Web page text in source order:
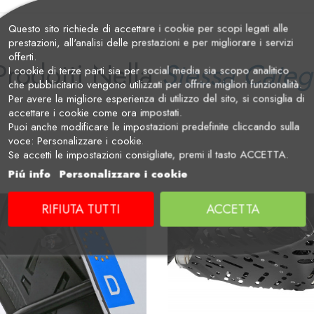
NellaStessa
Questo sito richiede di accettare i cookie per scopi legati alle
prestazioni, all'analisi delle prestazioni e per migliorare i servizi
offerti.
I cookie di terze parti sia per social media sia scopo analitico
che pubblicitario vengono utilizzati per offrire migliori funzionalità.
Per avere la migliore esperienza di utilizzo del sito, si consiglia di
accettare i cookie come ora impostati.
Puoi anche modificare le impostazioni predefinite cliccando sulla
voce: Personalizzare i cookie.
Se accetti le impostazioni consigliate, premi il tasto ACCETTA.
Piú info Personalizzare i cookie
RIFIUTA TUTTI ACCETTA